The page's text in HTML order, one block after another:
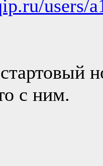
users/
с ним.